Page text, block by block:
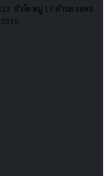
จำกัด หมู่ 13 ตำบล จอหอ